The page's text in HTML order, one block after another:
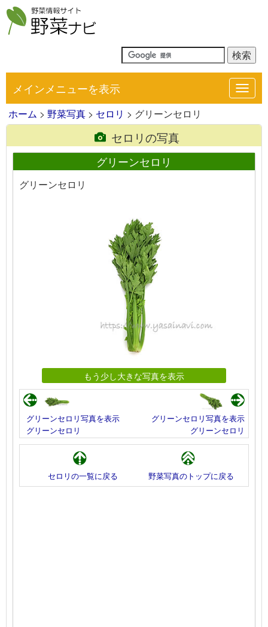
メインメニューを表示
ホーム > 野菜写真 > セロリ > グリーンセロリ
セロリの写真
グリーンセロリ
グリーンセロリ
もう少し大きな写真を表示
グリーンセロリ写真を表示
グリーンセロリ
グリーンセロリ写真を表示
グリーンセロリ
セロリの一覧に戻る 野菜写真のトップに戻る